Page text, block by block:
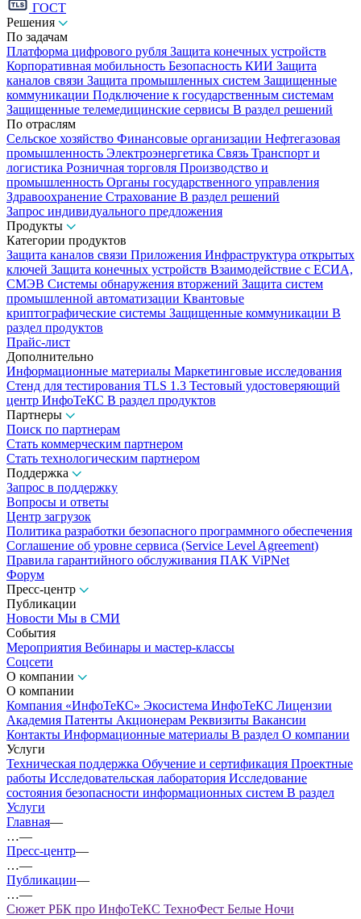
ГОСТ
Решения
По задачам
Платформа цифрового рубля Защита конечных устройств
Корпоративная мобильность Безопасность КИИ Защита
каналов связи Защита промышленных систем Защищенные
коммуникации Подключение к государственным системам
Защищенные телемедицинские сервисы В раздел решений
По отраслям
Сельское хозяйство Финансовые организации Нефтегазовая
промышленность Электроэнергетика Связь Транспорт и
логистика Розничная торговля Производство и
промышленность Органы государственного управления
Здравоохранение Страхование В раздел решений
Запрос индивидуального предложения
Продукты
Категории продуктов
Защита каналов связи Приложения Инфраструктура открытых
ключей Защита конечных устройств Взаимодействие с ЕСИА,
СМЭВ Системы обнаружения вторжений Защита систем
промышленной автоматизации Квантовые
криптографические системы Защищенные коммуникации В
раздел продуктов
Прайс-лист
Дополнительно
Информационные материалы Маркетинговые исследования
Стенд для тестирования TLS 1.3 Тестовый удостоверяющий
центр ИнфоТеКС В раздел продуктов
Партнеры
Поиск по партнерам
Стать коммерческим партнером
Стать технологическим партнером
Поддержка
Запрос в поддержку
Вопросы и ответы
Центр загрузок
Политика разработки безопасного программного обеспечения
Соглашение об уровне сервиса (Service Level Agreement)
Правила гарантийного обслуживания ПАК ViPNet
Форум
Пресс-центр
Публикации
Новости Мы в СМИ
События
Мероприятия Вебинары и мастер-классы
Соцсети
О компании
О компании
Компания «ИнфоТеКС» Экосистема ИнфоТеКС Лицензии
Академия Патенты Акционерам Реквизиты Вакансии
Контакты Информационные материалы В раздел О компании
Услуги
Техническая поддержка Обучение и сертификация Проектные
работы Исследовательская лаборатория Исследование
состояния безопасности информационных систем В раздел
Услуги
Главная—
…—
Пресс-центр—
…—
Публикации—
…—
Сюжет РБК про ИнфоТеКС ТехноФест Белые Ночи